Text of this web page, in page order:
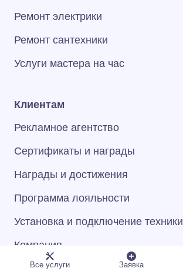
Ремонт электрики
Ремонт сантехники
Услуги мастера на час
Клиентам
Рекламное агентство
Сертификаты и награды
Награды и достижения
Программа лояльности
Установка и подключение техники
Компания
Все услуги Заявка